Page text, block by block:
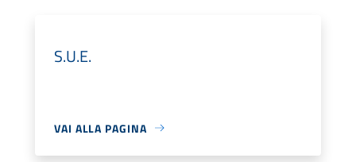
S.U.E.
VAI ALLA PAGINA